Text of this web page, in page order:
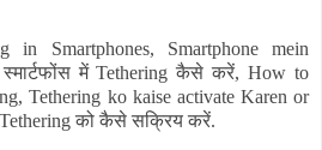
Smartphones, Smartphone mein
में Tethering कैसे करें, How to
Tethering ko kaise activate Karen or
को कैसे सक्रिय करें.